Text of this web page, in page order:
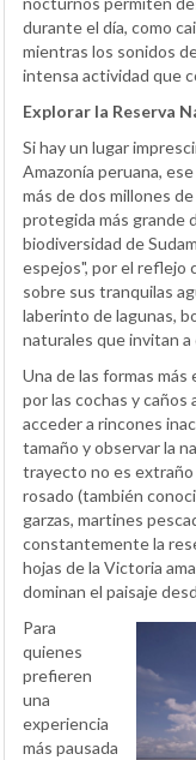
durante el día, como
mientras los sonidos
intensa actividad que
Explorar la Reserva
Si hay un lugar
Amazonía peruana, ese
más de dos millones
protegida más grande
biodiversidad de
espejos", por el reflejo
sobre sus tranquilas
laberinto de lagunas,
naturales que invitan a
Una de las formas más
por las cochas y caños
acceder a rincones
tamaño y observar la
trayecto no es
rosado (también
garzas, martines
constantemente la
hojas de la Victoria
dominan el paisaje
Para
quienes
prefieren
una
experiencia
más pausada